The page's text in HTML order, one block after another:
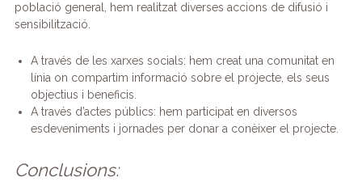
població general, hem realitzat diverses accions de difusió i
sensibilització.
A través de les xarxes socials: hem creat una comunitat en
línia on compartim informació sobre el projecte, els seus
objectius i beneficis.
A través d’actes públics: hem participat en diversos
esdeveniments i jornades per donar a conèixer el projecte.
Conclusions: